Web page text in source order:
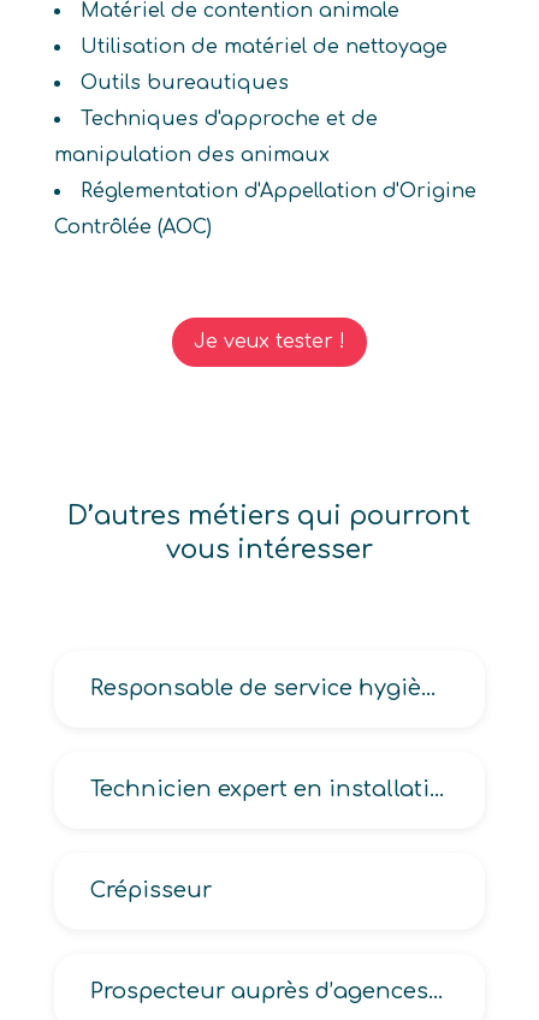
Matériel de contention animale
Utilisation de matériel de nettoyage
Outils bureautiques
Techniques d'approche et de
manipulation des animaux
Réglementation d'Appellation d'Origine
Contrôlée (AOC)
Je veux tester !
D’autres métiers qui pourront
vous intéresser
Responsable de service hygiène et propreté de locaux
Technicien expert en installation intégration en télécommunications et réseaux d’entreprise
Crépisseur
Prospecteur auprès d’agences de voyages